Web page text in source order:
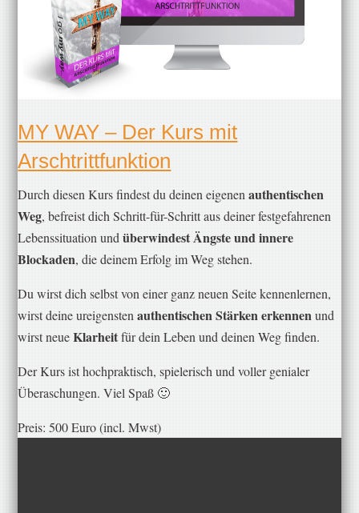
​MY WAY – Der Kurs mit
Arschtrittfunktion
​Durch diesen Kurs findest du deinen eigenenauthentischen
Weg, befreist dich Schritt-für-Schritt aus deiner festgefahrenen
Lebenssituation undüberwindest Ängste und innere
Blockaden, die deinem Erfolg im Weg stehen.
​Du wirst dich selbst von einer ganz neuen Seite kennenlernen,
wirst deine ureigenstenauthentischen Stärken erkennen und
wirst neueKlarheitfür dein Leben und deinen Weg finden.
​Der Kurs ist hochpraktisch, spielerisch und voller genialer
Überaschungen. Viel Spaß 🙂
Preis: ​500 Euro (incl. Mwst)